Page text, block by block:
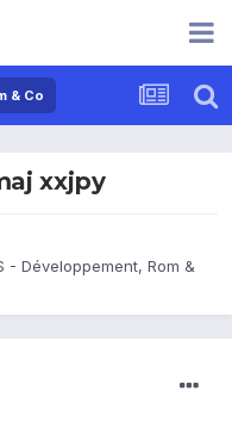
& Co
xxjpy
- Développement, Rom &